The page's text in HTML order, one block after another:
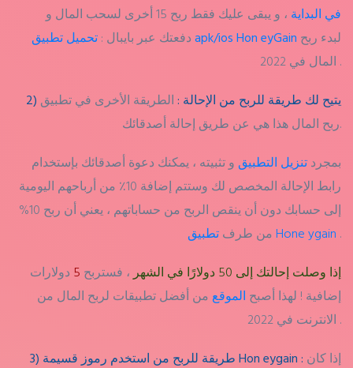
في البداية
، و يبقى عليك فقط ربح 15 أخرى لسحب المال و
دفعتك عبر بايبال : تحميل تطبيق apk/ios Hon eyGain
المال في 2022 .
2) يتيح لك طريقة للربح من الإحالة : الطريقة الأخرى في تطبيق
ربح المال هذا هي عن طريق إحالة أصدقائك.
بمجرد تنزيل التطبيق و تثبيته ، يمكنك دعوة أصدقائك بإستخدام
رابط الإحالة المخصص لك وستتم إضافة 10٪ من أرباحهم اليومية
إلى حسابك دون أن ينقص الربح من حساباتهم ، يعني أن ربح 10%
من طرف تطبيق Hone ygain .
إذا وصلت إحالتك إلى 50 دولارًا في الشهر ، فستربح
دولارات
إضافية ! لهذا أصبح الموقع من أفضل تطبيقات لربح المال من
الانترنت في 2022 .
3) طريقة للربح من استخدم رموز قسيمة Hon eygain : إذا كان